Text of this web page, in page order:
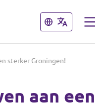
Sluiten
Sluiten
sterker Groningen!
aan een